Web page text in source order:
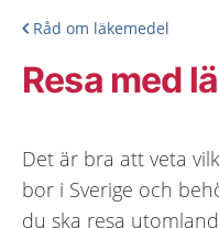
Råd om läkemedel
Resa med
Det är bra att veta
bor i Sverige och
du ska resa